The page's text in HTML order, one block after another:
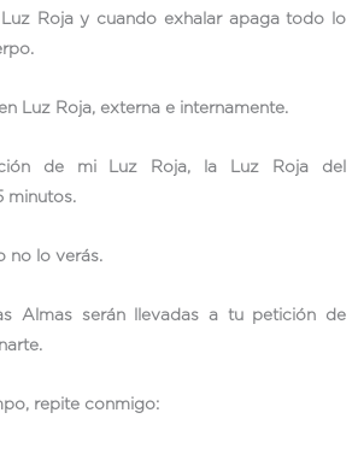
Roja y cuando exhalar apaga todo lo
Luz Roja, externa e internamente.
de mi Luz Roja, la Luz Roja del
minutos.
no lo verás.
Almas serán llevadas a tu petición de
repite conmigo: